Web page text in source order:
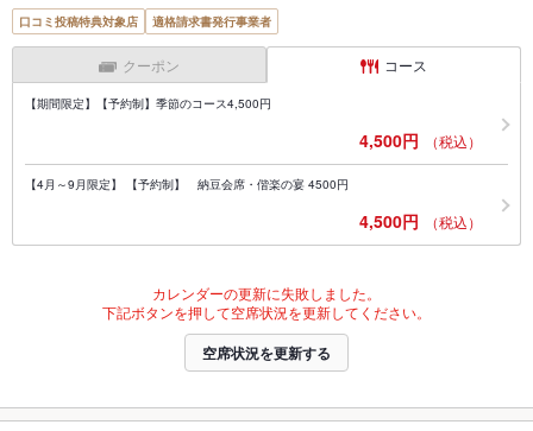
口コミ投稿特典対象店 適格請求書発行事業者
クーポン コース
【期間限定】【予約制】季節のコース4,500円
4,500円 （税込）
【4月～9月限定】 【予約制】 納豆会席・偕楽の宴 4500円
4,500円 （税込）
カレンダーの更新に失敗しました。
下記ボタンを押して空席状況を更新してください。
空席状況を更新する